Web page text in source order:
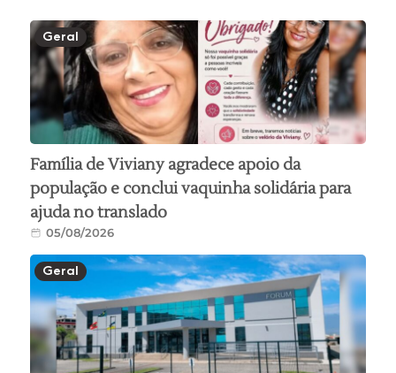
Geral
Família de Viviany agradece apoio da
população e conclui vaquinha solidária para
ajuda no translado
05/08/2026
Geral